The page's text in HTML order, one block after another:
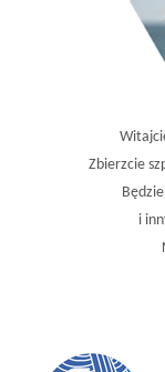
Zbierzcie
i